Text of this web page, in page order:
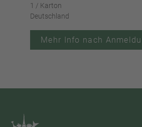
1 / Karton
Deutschland
Mehr Info nach